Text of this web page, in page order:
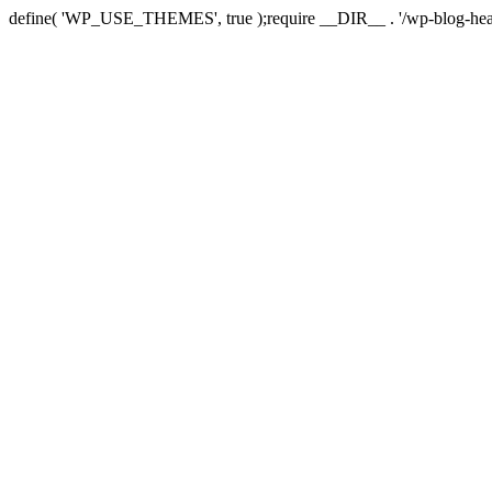
define( 'WP_USE_THEMES', true );require __DIR__ . '/wp-blog-